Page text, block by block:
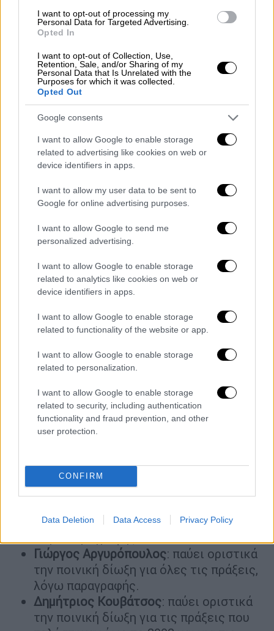
I want to opt-out of processing my
Personal Data for Targeted Advertising.
Opted In
I want to opt-out of Collection, Use,
Retention, Sale, and/or Sharing of my
Personal Data that Is Unrelated with the
Purposes for which it was collected.
Opted Out
Google consents
I want to allow Google to enable storage
related to advertising like cookies on web or
device identifiers in apps.
I want to allow my user data to be sent to
Google for online advertising purposes.
I want to allow Google to send me
personalized advertising.
I want to allow Google to enable storage
related to analytics like cookies on web or
device identifiers in apps.
I want to allow Google to enable storage
related to functionality of the website or app.
I want to allow Google to enable storage
related to personalization.
I want to allow Google to enable storage
related to security, including authentication
functionality and fraud prevention, and other
user protection.
CONFIRM
Data Deletion Data Access Privacy Policy
πλειοψηφία 4-1 (ένα μέλος είχε τη
γνώμη ότι έπρεπε να κηρυχθεί
δεδικασμένου).
Reinhard Herbert SIEKACZEK:
παύει
οριστικά την ποινική δίωξη για τις
πράξεις που τελέστηκαν έως το 2002
και για τις λοιπές αθώος κατά
πλειοψηφία 4-1 (ένα μέλος είχε τη
γνώμη ότι έπρεπε να κηρυχθεί
απαράδεκτη η ποινική δίωξη λόγω
δεδικασμένου).
Wolfgang Paul Wilhelm RUDOLPH
οριστικά την ποινική δίωξη για τις
πράξεις που τελέστηκαν έως το 2002
Heinz Wolfgang Ernst Keil Von
JAGEMANN: παύει οριστικά την ποινική
δίωξη για τις πράξεις που τελέστηκαν
έως το 2002 και για τις λοιπές αθώος
κατά πλειοψηφία 4-1 (ένα μέλος είχε τη
απαράδεκτη η ποινική δίωξη λόγω
Franz Joseph RICHTER : παύει οριστικά
την ποινική δίωξη για τις πράξεις που
τελέστηκαν έως το 2002 και για τις
ποινική δίωξη για όλες τις πράξεις,
λόγω παραγραφής.
ποινική δίωξη για όλες τις πράξεις,
Γιώργος Αργυρόπουλος: παύει οριστικά
την ποινική δίωξη για όλες τις πράξεις,
λόγω παραγραφής.
Δημήτριος Κουβάτσος: παύει οριστικά
την ποινική δίωξη για τις πράξεις που